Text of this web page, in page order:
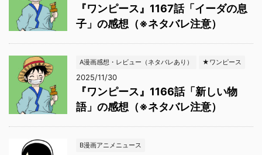
『ワンピース』1167話「イーダの息
子」の感想（※ネタバレ注意）
A漫画感想・レビュー（ネタバレあり） ★ワンピース
2025/11/30
『ワンピース』1166話「新しい物
語」の感想（※ネタバレ注意）
B漫画アニメニュース